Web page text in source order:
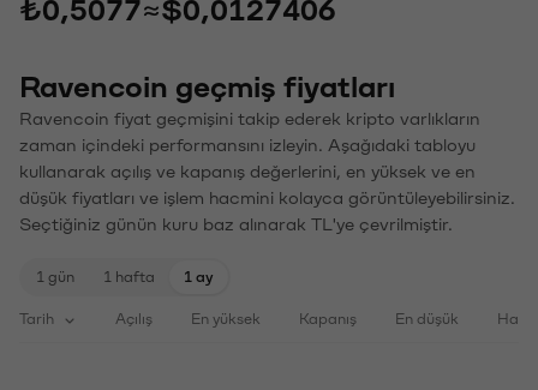
₺0,5077≈$0,0127406
Ravencoin geçmiş fiyatları
Ravencoin fiyat geçmişini takip ederek kripto varlıkların
zaman içindeki performansını izleyin. Aşağıdaki tabloyu
kullanarak açılış ve kapanış değerlerini, en yüksek ve en
düşük fiyatları ve işlem hacmini kolayca görüntüleyebilirsiniz.
Seçtiğiniz günün kuru baz alınarak TL'ye çevrilmiştir.
1 gün 1 hafta 1 ay
Tarih Açılış En yüksek Kapanış En düşük